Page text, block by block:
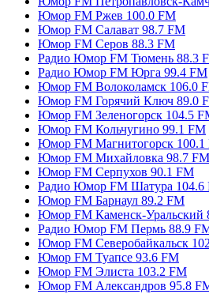
Юмор FM Ржев 100.0 FM
Юмор FM Салават 98.7 FM
Юмор FM Серов 88.3 FM
Радио Юмор FM Тюмень 88.3
Радио Юмор FM Юрга 99.4 FM
Юмор FM Волоколамск 106.0
Юмор FM Горячий Ключ 89.0
Юмор FM Зеленогорск 104.5
Юмор FM Кольчугино 99.1 FM
Юмор FM Магнитогорск 100.1
Юмор FM Михайловка 98.7 FM
Юмор FM Серпухов 90.1 FM
Радио Юмор FM Шатура 104.6
Юмор FM Барнаул 89.2 FM
Юмор FM Каменск-Уральский
Радио Юмор FM Пермь 88.9
Юмор FM Северобайкальск
Юмор FM Туапсе 93.6 FM
Юмор FM Элиста 103.2 FM
Юмор FM Александров 95.8